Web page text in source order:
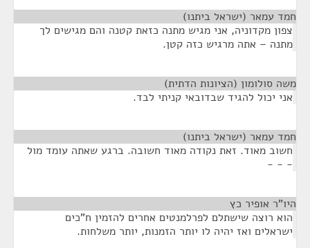
חמד עמאר (ישראל ביתנו)
צפון מקדוניה, אני מגיש מתנה כזאת קטנה והם מגישים לך
מתנה – אתה מרגיש כזה קטן.
משה סולומון (הציונות הדתית)
אני יכול להגיד שבדובאי קניתי לבד.
חמד עמאר (ישראל ביתנו)
חשוב מאוד. זאת נקודה מאוד חשובה. ברגע שאתה עומד מול
- - -
היו"ר אופיר כץ
הוא רוצה שישתלם לפרלמנטים אחרים להזמין ח"כים
ישראלים ואז יהיה לו יותר הזמנות, יותר משלחות.